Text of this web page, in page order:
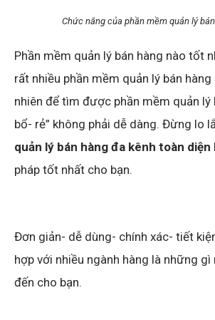
Chức năng của phần mềm quản lý
Phần mềm quản lý bán hàng nào tốt
rất nhiều phần mềm quản lý bán
nhiên để tìm được phần mềm quản lý
bổ- rẻ” không phải dễ dàng. Đừng lo
quản lý bán hàng đa kênh toàn diện
pháp tốt nhất cho bạn.
Đơn giản- dễ dùng- chính xác- tiết
hợp với nhiều ngành hàng là những
đến cho bạn.